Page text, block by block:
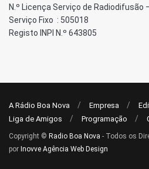
N.º Licença Serviço de Radiodifusão
Serviço Fixo : 505018
Registo INPI N.º 643805
A Rádio Boa Nova Empresa
Liga de Amigos
Programação
Copyright © Radio Boa Nova - Todos os
por Inovve Agência Web Design